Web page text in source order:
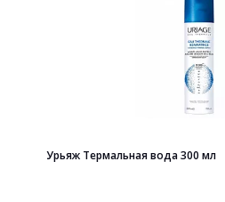
Урьяж Термальная вода 300 мл